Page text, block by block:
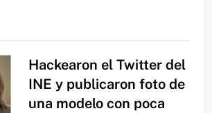
Hackearon el Twitter del
INE y publicaron foto de
una modelo con poca